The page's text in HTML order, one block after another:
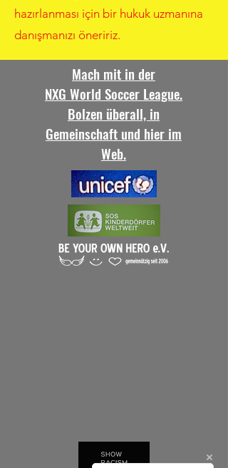
hazırlanması için bir hukuk uzmanına
danışmanızı öneririz.
Mach mit in der
NXG World Soccer League.
Bolzen überall, in
Gemeinschaft und hier im
Web.